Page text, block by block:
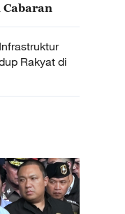
Rakyat di